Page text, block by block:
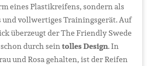
eines Plastikreifens, sondern als
vollwertiges Trainingsgerät. Auf
überzeugt der The Friendly Swede
durch seintolles Design. In
und Rosa gehalten, ist der Reifen